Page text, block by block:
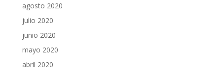
agosto 2020
julio 2020
junio 2020
mayo 2020
abril 2020